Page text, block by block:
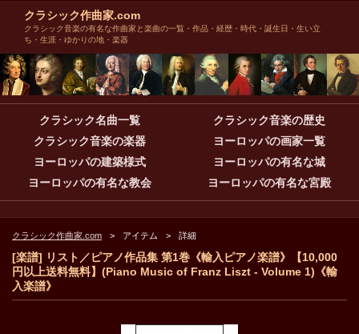
クラシック作曲家.com
クラシック音楽の有名な作曲家と楽曲の一覧・作品・経歴・時代・誕生日・生い立
ち・生涯・ゆかりの地・楽器
クラシック名曲一覧
クラシック音楽の歴史
クラシック音楽の楽器
ヨーロッパの画家一覧
ヨーロッパの建築様式
ヨーロッパの有名な城
ヨーロッパの有名な教会
ヨーロッパの有名な宮殿
クラシック作曲家.com アイテム 詳細
[楽譜] リスト／ピアノ作品集 第1巻《輸入ピアノ楽譜》【10,000
円以上送料無料】(Piano Music of Franz Liszt - Volume 1)《輸
入楽譜》